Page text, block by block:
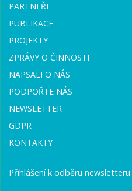
PARTNEŘI
PUBLIKACE
PROJEKTY
ZPRÁVY O ČINNOSTI
NAPSALI O NÁS
PODPOŘTE NÁS
NEWSLETTER
GDPR
KONTAKTY
Přihlášení k odběru newsletteru: